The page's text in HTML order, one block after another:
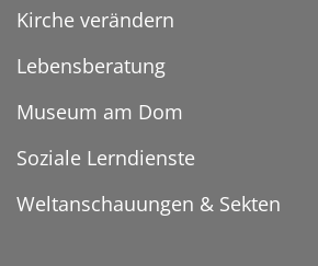
Kirche verändern
Lebensberatung
Museum am Dom
Soziale Lerndienste
Weltanschauungen & Sekten